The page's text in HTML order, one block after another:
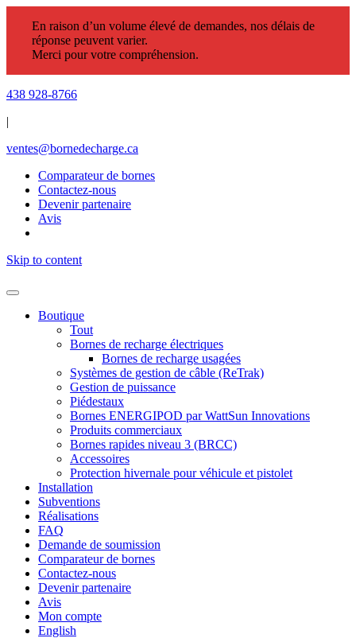
En raison d’un volume élevé de demandes, nos délais de
réponse peuvent varier.
Merci pour votre compréhension.
438 928-8766
|
ventes@bornedecharge.ca
Comparateur de bornes
Contactez-nous
Devenir partenaire
Avis
Skip to content
Boutique
Tout
Bornes de recharge électriques
Bornes de recharge usagées
Systèmes de gestion de câble (ReTrak)
Gestion de puissance
Piédestaux
Bornes ENERGIPOD par WattSun Innovations
Produits commerciaux
Bornes rapides niveau 3 (BRCC)
Accessoires
Protection hivernale pour véhicule et pistolet
Installation
Subventions
Réalisations
FAQ
Demande de soumission
Comparateur de bornes
Contactez-nous
Devenir partenaire
Avis
Mon compte
English